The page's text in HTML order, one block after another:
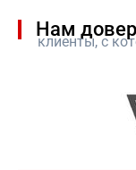
Нам
клиенты, с